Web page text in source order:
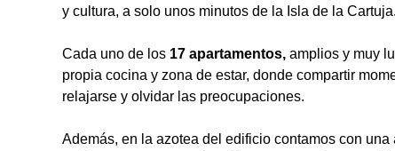
y cultura, a solo unos minutos de la Isla de la Cartuja.
Cada uno de los 17 apartamentos, amplios y muy
propia cocina y zona de estar, donde compartir
relajarse y olvidar las preocupaciones.
Además, en la azotea del edificio contamos con una